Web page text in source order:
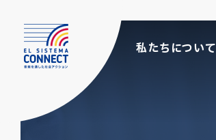
私たちについて